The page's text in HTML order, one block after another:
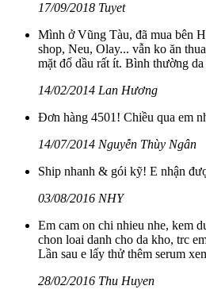
17/09/2018 Tuyet
Mình ở Vũng Tàu, đã mua bên
shop, Neu, Olay... vẫn ko ăn
mặt đổ dầu rất ít. Bình thường
14/02/2014 Lan Hương
Đơn hàng 4501! Chiều qua em
14/07/2014 Nguyễn Thùy Ngân
Ship nhanh & gói kỹ! E nhận
03/08/2016 NHY
Em cam on chi nhieu nhe, kem
chon loai danh cho da kho, trc
Lần sau e lấy thử thêm serum
28/02/2016 Thu Huyen